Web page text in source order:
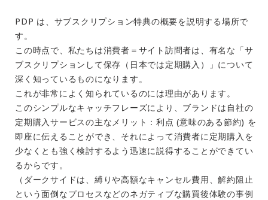
PDP は、サブスクリプション特典の概要を説明する場所で
す。
この時点で、私たちは消費者＝サイト訪問者は、有名な「サ
ブスクリプションして保存（日本では定期購入）」について
深く知っているものになります。
これが非常によく知られているのには理由があります。
このシンプルなキャッチフレーズにより、ブランドは自社の
定期購入サービスの主なメリット：利点 (意味のある節約) を
即座に伝えることができ、それによって消費者に定期購入を
少なくとも強く検討するよう迅速に説得することができてい
るからです。
（ダークサイドは、縛りや高額なキャンセル費用、解約阻止
という面倒なプロセスなどのネガティブな購買後体験の事例